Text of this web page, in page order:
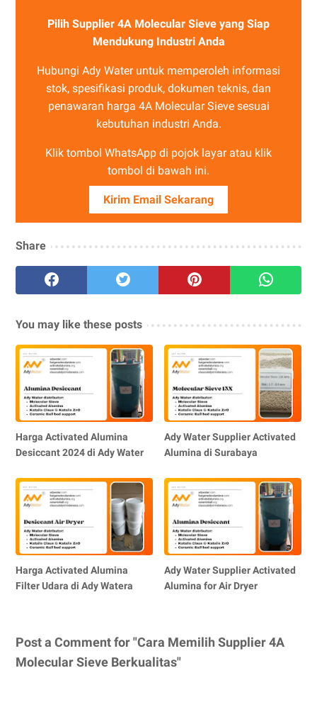
Pilih Supplier 4A Molecular Sieve yang Siap
Mendukung Industri Anda
Hubungi Ady Water untuk memperoleh informasi
stok, spesifikasi produk, dokumen teknis, dan
penawaran harga 4A Molecular Sieve sesuai
kebutuhan industri Anda.
Klik tombol WhatsApp di pojok layar atau klik
tombol di bawah ini.
Kirim Email Sekarang
Share
You may like these posts
Harga Activated Alumina
Desiccant 2024 di Ady Water
Ady Water Supplier Activated
Alumina di Surabaya
Harga Activated Alumina
Filter Udara di Ady Watera
Ady Water Supplier Activated
Alumina for Air Dryer
Post a Comment for "Cara Memilih Supplier 4A
Molecular Sieve Berkualitas"